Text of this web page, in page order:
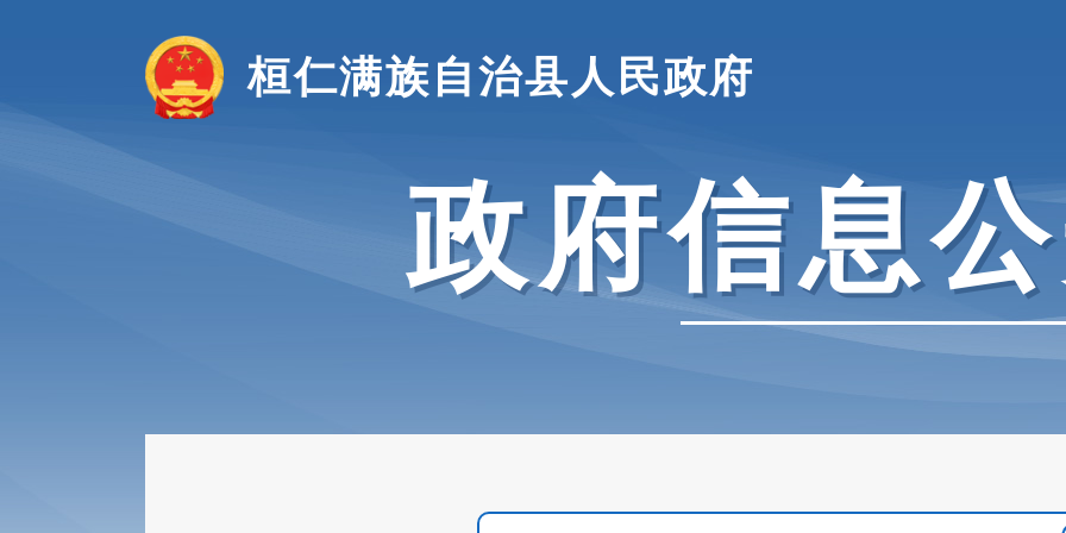
桓仁满族自治县人民政府
政府信息